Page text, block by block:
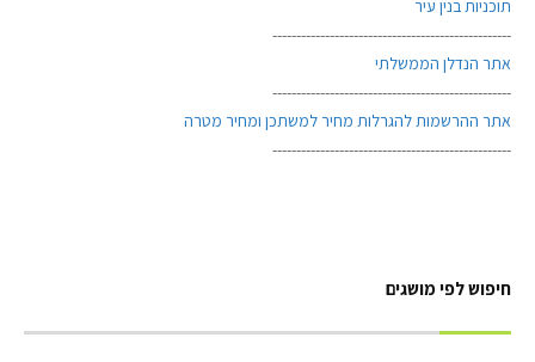
תוכניות בנין עיר
--------------------------------------------------
אתר הנדלן הממשלתי
--------------------------------------------------
אתר ההרשמות להגרלות מחיר למשתכן ומחיר מטרה
--------------------------------------------------
חיפוש לפי מושגים